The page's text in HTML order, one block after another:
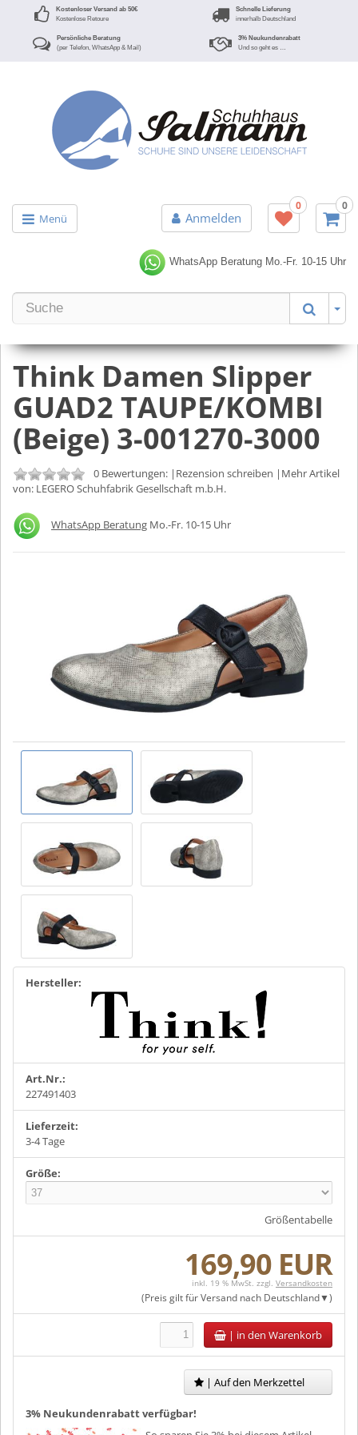
Kostenloser Versand ab 50€
Kostenlose Retoure
Schnelle Lieferung
innerhalb Deutschland
Persönliche Beratung
(per Telefon, WhatsApp & Mail)
3% Neukundenrabatt
Und so geht es …
Menü Anmelden
0 0
WhatsApp Beratung Mo.-Fr. 10-15 Uhr
Think Damen Slipper
GUAD2 TAUPE/KOMBI
(Beige) 3-001270-3000
0 Bewertungen: | Rezension schreiben |Mehr Artikel
von: LEGERO Schuhfabrik Gesellschaft m.b.H.
WhatsApp Beratung Mo.-Fr. 10-15 Uhr
Hersteller:
Art.Nr.:
227491403
Lieferzeit:
3-4 Tage
Größe:
Größentabelle
169,90 EUR
inkl. 19 % MwSt. zzgl. Versandkosten
(Preis gilt für Versand nach Deutschland )
| in den Warenkorb
| Auf den Merkzettel
3% Neukundenrabatt verfügbar!